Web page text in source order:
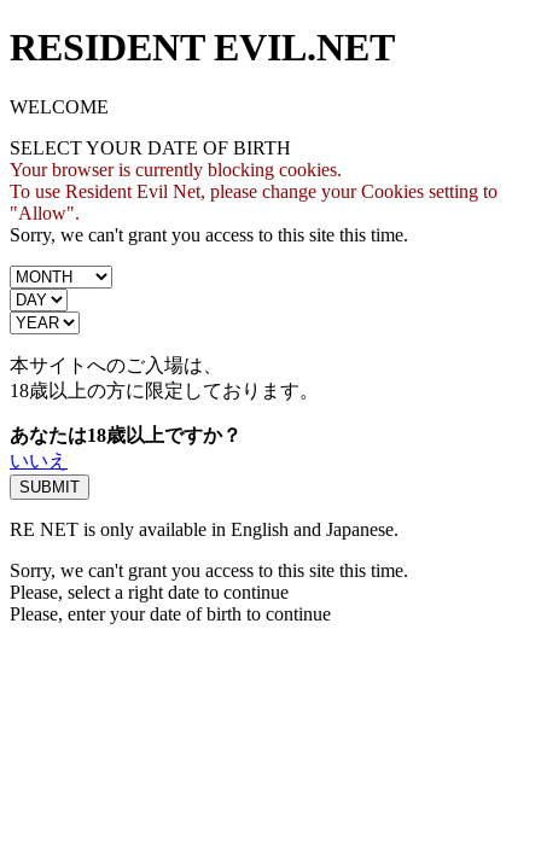
RESIDENT EVIL.NET
WELCOME
SELECT YOUR DATE OF BIRTH
Your browser is currently blocking cookies.
To use Resident Evil Net, please change your Cookies setting to
"Allow".
Sorry, we can't grant you access to this site this time.
本サイトへのご入場は、
18歳以上の方に限定しております。
あなたは18歳以上ですか？
いいえ
RE NET is only available in English and Japanese.
Sorry, we can't grant you access to this site this time.
Please, select a right date to continue
Please, enter your date of birth to continue